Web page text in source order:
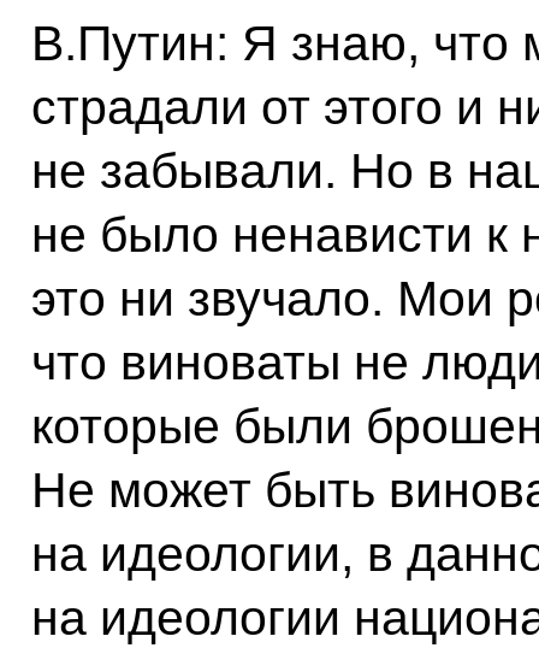
В.Путин: Я знаю, что
страдали от этого и
не забывали. Но в
не было ненависти к
это ни звучало. Мои
что виноваты не
которые были
Не может быть
на идеологии, в
на идеологии